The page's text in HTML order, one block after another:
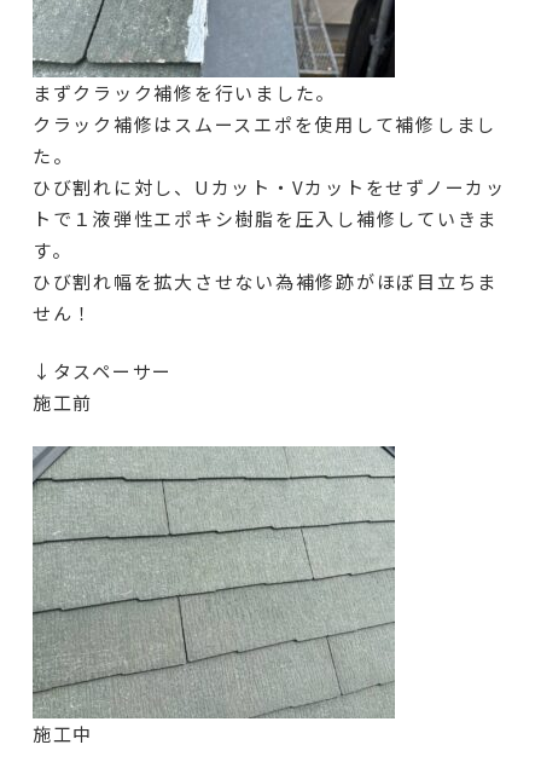
まずクラック補修を行いました。
クラック補修はスムースエポを使用して補修しまし
た。
ひび割れに対し、Uカット・Vカットをせずノーカッ
トで１液弾性エポキシ樹脂を圧入し補修していきま
す。
ひび割れ幅を拡大させない為補修跡がほぼ目立ちま
せん！
↓タスペーサー
施工前
施工中